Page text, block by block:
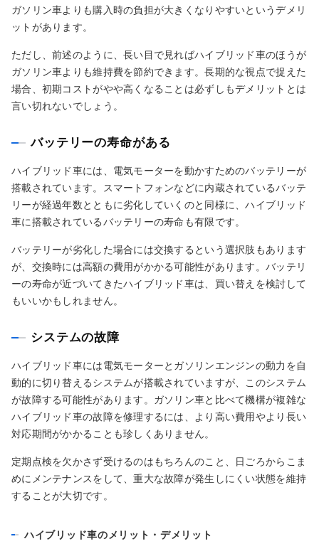
ガソリン車よりも購入時の負担が大きくなりやすいというデメリ
ットがあります。
ただし、前述のように、長い目で見ればハイブリッド車のほうが
ガソリン車よりも維持費を節約できます。長期的な視点で捉えた
場合、初期コストがやや高くなることは必ずしもデメリットとは
言い切れないでしょう。
バッテリーの寿命がある
ハイブリッド車には、電気モーターを動かすためのバッテリーが
搭載されています。スマートフォンなどに内蔵されているバッテ
リーが経過年数とともに劣化していくのと同様に、ハイブリッド
車に搭載されているバッテリーの寿命も有限です。
バッテリーが劣化した場合には交換するという選択肢もあります
が、交換時には高額の費用がかかる可能性があります。バッテリ
ーの寿命が近づいてきたハイブリッド車は、買い替えを検討して
もいいかもしれません。
システムの故障
ハイブリッド車には電気モーターとガソリンエンジンの動力を自
動的に切り替えるシステムが搭載されていますが、このシステム
が故障する可能性があります。ガソリン車と比べて機構が複雑な
ハイブリッド車の故障を修理するには、より高い費用やより長い
対応期間がかかることも珍しくありません。
定期点検を欠かさず受けるのはもちろんのこと、日ごろからこま
めにメンテナンスをして、重大な故障が発生しにくい状態を維持
することが大切です。
ハイブリッド車のメリット・デメリット